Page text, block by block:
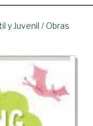
y Juvenil /Obras